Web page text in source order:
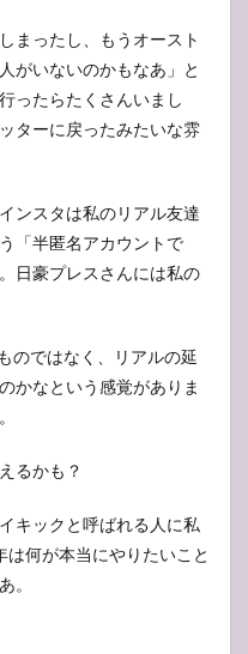
まったし、もうオースト
がいないのかもなあ」と
ったらたくさんいまし
ターに戻ったみたいな雰
ンスタは私のリアル友達
「半匿名アカウントで
日豪プレスさんには私の
のではなく、リアルの延
かなという感覚がありま
るかも？
キックと呼ばれる人に私
何が本当にやりたいこと
。